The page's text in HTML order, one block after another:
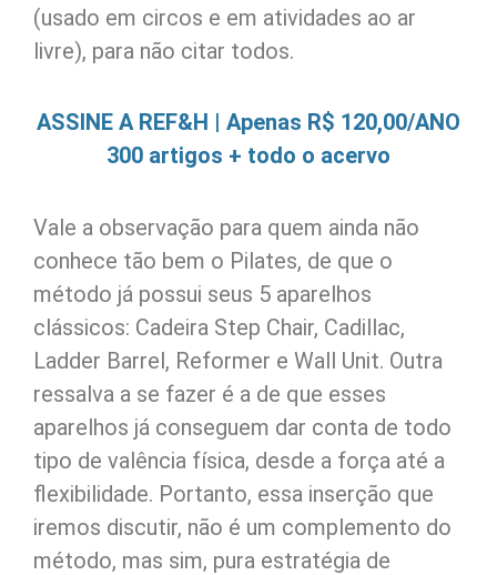
(usado em circos e em atividades ao ar
livre), para não citar todos.
ASSINE A REF&H | Apenas R$ 120,00/ANO
300 artigos + todo o acervo
Vale a observação para quem ainda não
conhece tão bem o Pilates, de que o
método já possui seus 5 aparelhos
clássicos: Cadeira Step Chair, Cadillac,
Ladder Barrel, Reformer e Wall Unit. Outra
ressalva a se fazer é a de que esses
aparelhos já conseguem dar conta de todo
tipo de valência física, desde a força até a
flexibilidade. Portanto, essa inserção que
iremos discutir, não é um complemento do
método, mas sim, pura estratégia de